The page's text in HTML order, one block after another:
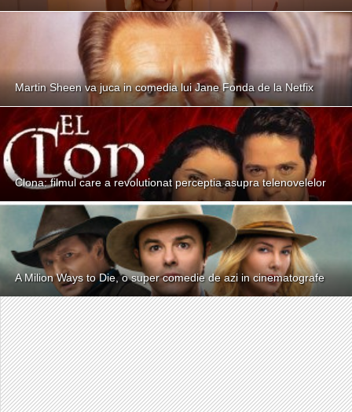
Martin Sheen va juca in comedia lui Jane Fonda de la Netfix
Clona: filmul care a revolutionat perceptia asupra telenovelelor
A Milion Ways to Die, o super comedie de azi in cinematografe